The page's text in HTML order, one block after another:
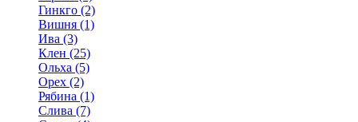
Гинкго (2)
Вишня (1)
Ива (3)
Клен (25)
Ольха (5)
Орех (2)
Рябина (1)
Слива (7)